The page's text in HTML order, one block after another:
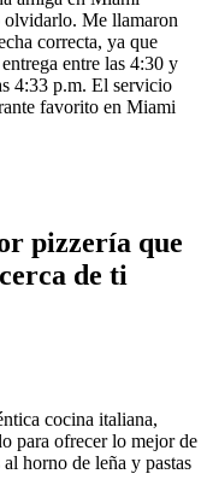
olvidarlo. Me llamaron
correcta, ya que
entre las 4:30 y
4:33 p.m. El servicio
favorito en Miami
pizzería que
de ti
cocina italiana,
para ofrecer lo mejor de
horno de leña y pastas